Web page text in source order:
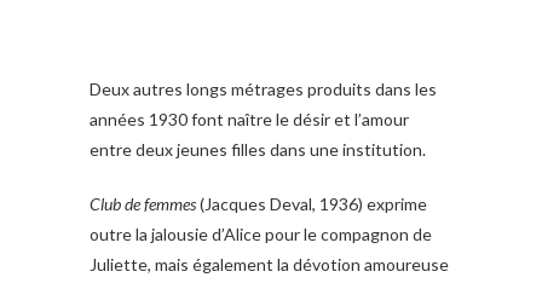
Deux autres longs métrages produits dans les
années 1930 font naître le désir et l’amour
entre deux jeunes filles dans une institution.
Club de femmes(Jacques Deval, 1936) exprime
outre la jalousie d’Alice pour le compagnon de
Juliette, mais également la dévotion amoureuse